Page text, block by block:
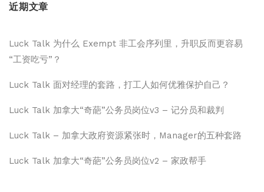
近期文章
Luck Talk 为什么 Exempt 非工会序列里，升职反而更容易
“工资吃亏”？
Luck Talk 面对经理的套路，打工人如何优雅保护自己？
Luck Talk 加拿大“奇葩”公务员岗位v3 – 记分员和裁判
Luck Talk – 加拿大政府资源紧张时，Manager的五种套路
Luck Talk 加拿大“奇葩”公务员岗位v2 – 家政帮手